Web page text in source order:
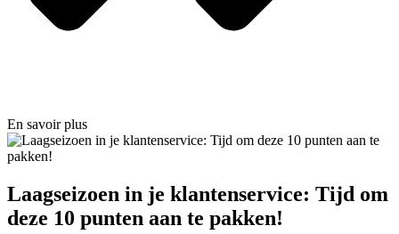
En savoir plus
Laagseizoen in je klantenservice: Tijd om
deze 10 punten aan te pakken!